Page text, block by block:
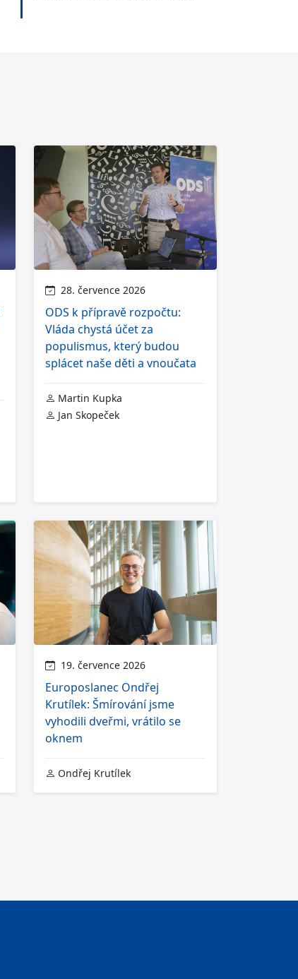
28. července 2026
ODS k přípravě rozpočtu:
Vláda chystá účet za
populismus, který budou
splácet naše děti a vnoučata
Martin Kupka
Jan Skopeček
19. července 2026
Europoslanec Ondřej
Krutílek: Šmírování jsme
vyhodili dveřmi, vrátilo se
oknem
Ondřej Krutílek